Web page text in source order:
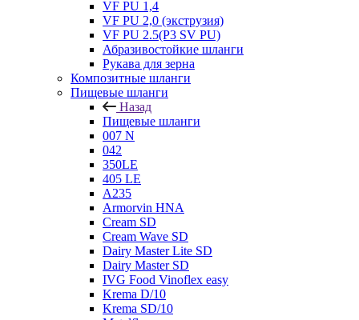
VF PU 1,4
VF PU 2,0 (экструзия)
VF PU 2.5(P3 SV PU)
Абразивостойкие шланги
Рукава для зерна
Композитные шланги
Пищевые шланги
Назад
Пищевые шланги
007 N
042
350LE
405 LE
A235
Armorvin HNA
Cream SD
Cream Wave SD
Dairy Master Lite SD
Dairy Master SD
IVG Food Vinoflex easy
Krema D/10
Krema SD/10